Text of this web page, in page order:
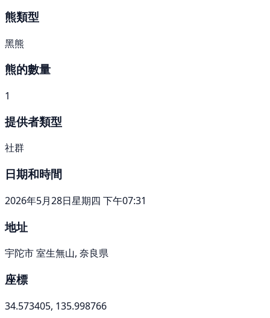
熊類型
黑熊
熊的數量
1
提供者類型
社群
日期和時間
2026年5月28日星期四 下午07:31
地址
宇陀市 室生無山, 奈良県
座標
34.573405, 135.998766